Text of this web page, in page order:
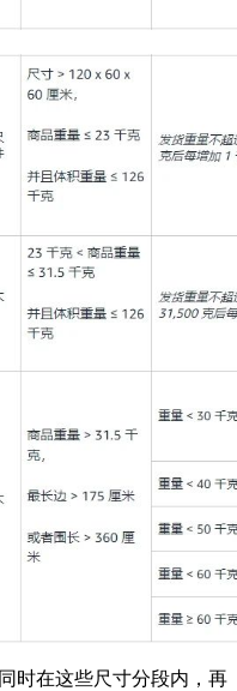
时在这些尺寸分段内，再